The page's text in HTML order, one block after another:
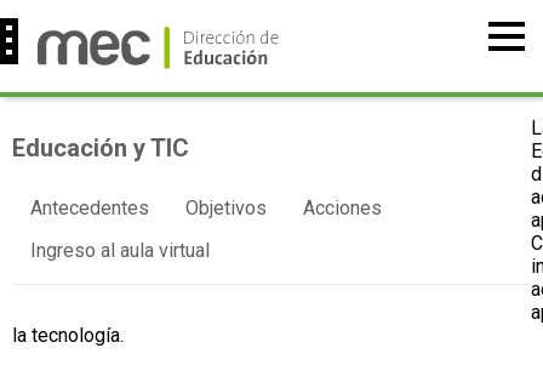
Educación y TIC
Antecedentes Objetivos
Acciones
Ingreso al aula virtual
la tecnología.